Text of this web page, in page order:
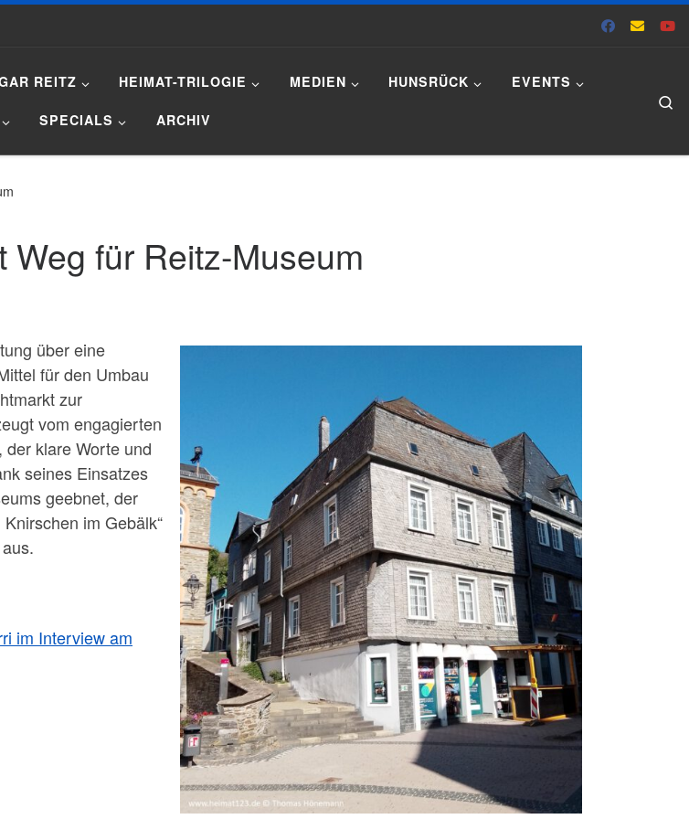
REITZ HEIMAT-TRILOGIE MEDIEN HUNSRÜCK EVENTS
SPECIALS ARCHIV
für Reitz-Museum
über eine
für den Umbau
zur
vom engagierten
klare Worte und
seines Einsatzes
geebnet, der
im Gebälk“
im Interview am